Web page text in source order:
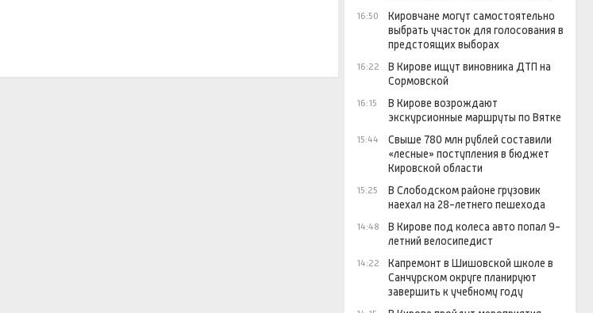
16:50
Кировчане могут самостоятельно
выбрать участок для голосования в
предстоящих выборах
16:22
В Кирове ищут виновника ДТП на
Сормовской
16:15
В Кирове возрождают
экскурсионные маршруты по Вятке
15:44
Свыше 780 млн рублей составили
«лесные» поступления в бюджет
Кировской области
15:25
В Слободском районе грузовик
наехал на 28-летнего пешехода
14:48
В Кирове под колеса авто попал 9-
летний велосипедист
14:22
Капремонт в Шишовской школе в
Санчурском округе планируют
завершить к учебному году